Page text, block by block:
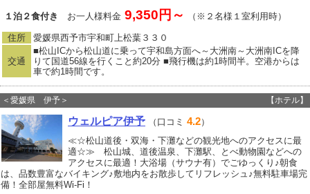
１泊２食付き お一人様料金 9,350円～ （※２名様１室利用時）
住所 愛媛県西予市宇和町上松葉３３０
交通
■松山ICから松山道に乗って宇和島方面へ～大洲南～大洲南ICを降
りて国道56線を行くこと約20分 ■飛行機は約1時間半。空港からは
車で約1時間です。
＜愛媛県 伊予＞ 【ホテル】
ウェルピア伊予 （口コミ 4.2）
≪☆松山道後・双海・下灘などの観光地へのアクセスに最
適☆≫ 松山城、道後温泉、下灘駅、とべ動物園などへの
アクセスに最適！大浴場（サウナ有）でごゆっくり♪朝食
は、品数豊富なバイキング♪敷地内をお散歩してリフレッシュ♪無料駐車場完
備！全部屋無料Wi-Fi！